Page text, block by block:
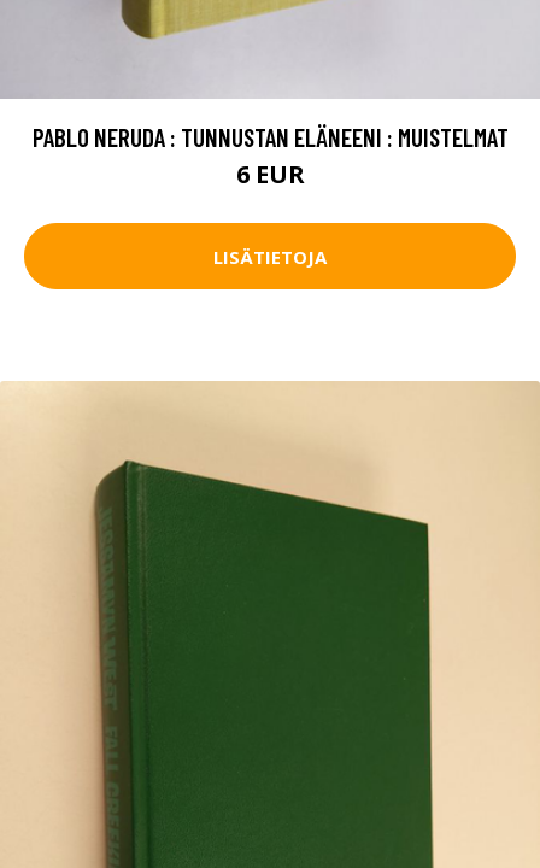
PABLO NERUDA : TUNNUSTAN ELÄNEENI : MUISTELMAT
6 EUR
LISÄTIETOJA